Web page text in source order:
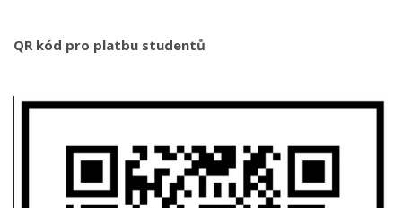
QR kód pro platbu studentů